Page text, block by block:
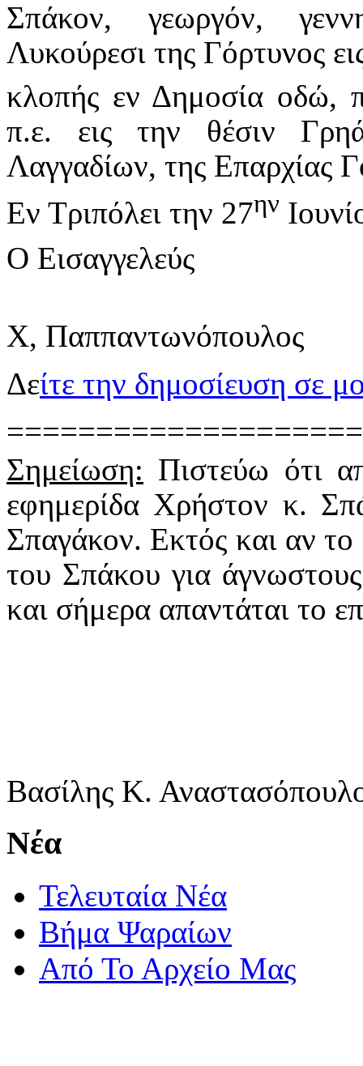
Σπάκον, γεωργόν,
Λυκούρεσι της Γόρτυνος
κλοπής εν Δημοσία οδώ,
π.ε. εις την θέσιν
Λαγγαδίων, της Επαρχίας
Εν Τριπόλει την 27ην
Ο Εισαγγελεύς
Χ, Παππαντωνόπουλος
Δείτε την δημοσίευση σε
Σημείωση: Πιστεύω ότι
εφημερίδα Χρήστον κ.
Σπαγάκον. Εκτός και αν το
του Σπάκου για
και σήμερα απαντάται το
Βασίλης Κ.
Νέα
Τελευταία Νέα
Βήμα Ψαραίων
Από Το Αρχείο Μας